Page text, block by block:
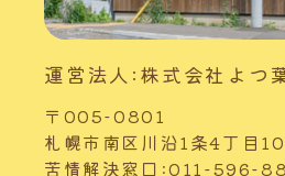
運営法人:株式会社よつ
〒005-0801
札幌市南区川沿1条4丁目
苦情解決窓口:011-596-